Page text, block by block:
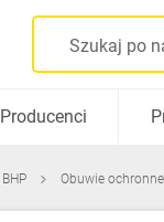
Producenci
Obuwie ochronne